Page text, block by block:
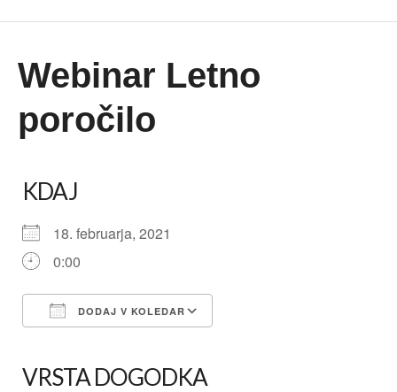
Webinar Letno
poročilo
KDAJ
18. februarja, 2021
0:00
DODAJ V KOLEDAR
VRSTA DOGODKA